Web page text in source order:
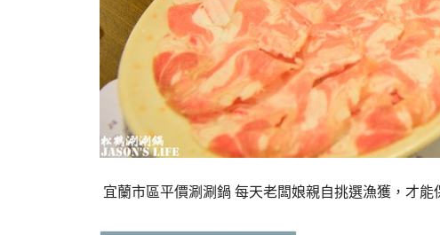
宜蘭市區平價涮涮鍋 每天老闆娘親自挑選漁獲，才